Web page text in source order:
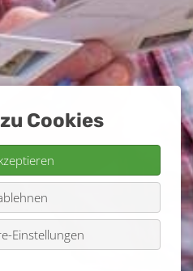
Cookies
Einstellungen